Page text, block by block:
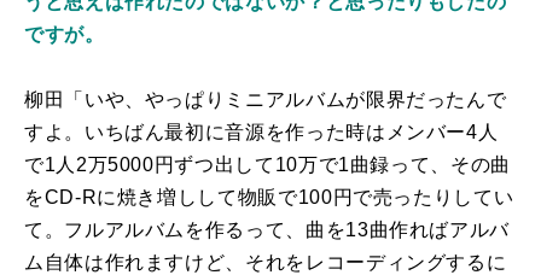
ですが。
柳田「いや、やっぱりミニアルバムが限界だったんで
すよ。いちばん最初に音源を作った時はメンバー4人
で1人2万5000円ずつ出して10万で1曲録って、その曲
をCD-Rに焼き増しして物販で100円で売ったりしてい
て。フルアルバムを作るって、曲を13曲作ればアルバ
ム自体は作れますけど、それをレコーディングするに